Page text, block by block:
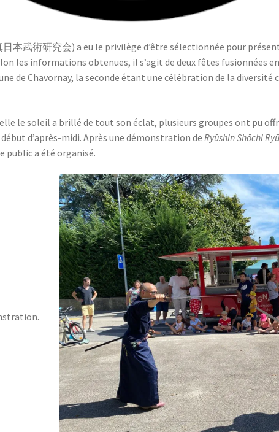
日本武術研究会) a eu le privilège d’être sélectionnée pour
les informations obtenues, il s’agit de deux fêtes fusionnées
de Chavornay, la seconde étant une célébration de la
le soleil a brillé de tout son éclat, plusieurs groupes ont pu
d’après-midi. Après une démonstration de Ryūshin Shōchi Ryū
public a été organisé.